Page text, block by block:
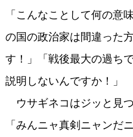
「こんなことして何の意
の国の政治家は間違った
す！」「戦後最大の過ち
説明しないんですか！」
ウサギネコはジッと見つ
「みんニャ真剣ニャンだ